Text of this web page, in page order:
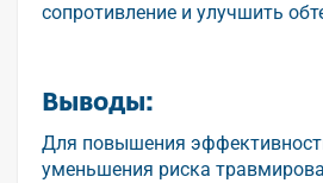
сопротивление и улучшить
Выводы:
Для повышения
уменьшения риска